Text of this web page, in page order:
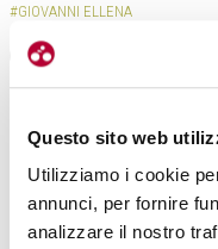
Questo sito web
Utilizziamo i cookie
annunci, per fornire
analizzare il nostro
#GIOVANNI ELLENA